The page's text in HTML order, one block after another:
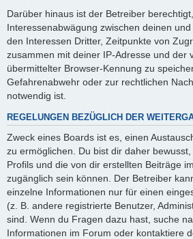
Darüber hinaus ist der Betreiber
Interessenabwägung zwischen deinen
den Interessen Dritter, Zeitpunkte von
zusammen mit deiner IP-Adresse und der
übermittelter Browser-Kennung zu
Gefahrenabwehr oder zur rechtlichen
notwendig ist.
REGELUNGEN BEZÜGLICH DER
Zweck eines Boards ist es, einen
zu ermöglichen. Du bist dir daher
Profils und die von dir erstellten Beiträge
zugänglich sein können. Der Betreiber
einzelne Informationen nur für einen
(z. B. andere registrierte Benutzer,
sind. Wenn du Fragen dazu hast, suche
Informationen im Forum oder kontaktiere